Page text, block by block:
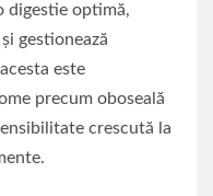
digestie optimă,
gestionează
este
precum oboseală
crescută la